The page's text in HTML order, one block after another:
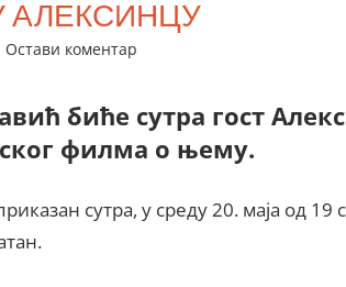
АЛЕКСИНЦУ
Остави коментар
биће сутра гост
филма о њему.
сутра, у среду 20. маја од 19